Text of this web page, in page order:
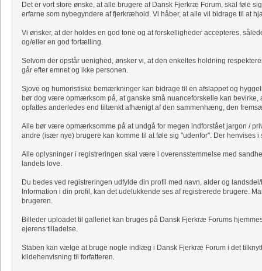
Det er vort store ønske, at alle brugere af Dansk Fjerkræ Forum, skal føle
erfarne som nybegyndere af fjerkræhold. Vi håber, at alle vil bidrage til at
Vi ønsker, at der holdes en god tone og at forskelligheder accepteres,
og/eller en god fortælling.
Selvom der opstår uenighed, ønsker vi, at den enkeltes holdning
går efter emnet og ikke personen.
Sjove og humoristiske bemærkninger kan bidrage til en afslappet og
bør dog være opmærksom på, at ganske små nuanceforskelle kan
opfattes anderledes end tiltænkt afhænigt af den sammenhæng, den
Alle bør være opmærksomme på at undgå for megen indforstået jargon /
andre (især nye) brugere kan komme til at føle sig "udenfor". Der henvises i
Alle oplysninger i registreringen skal være i overensstemmelse med
landets love.
Du bedes ved registreringen udfylde din profil med navn, alder og
Information i din profil, kan det udelukkende ses af registrerede brugere.
brugeren.
Billeder uploadet til galleriet kan bruges på Dansk Fjerkræ Forums
ejerens tilladelse.
Staben kan vælge at bruge nogle indlæg i Dansk Fjerkræ Forum i det
kildehenvisning til forfatteren.